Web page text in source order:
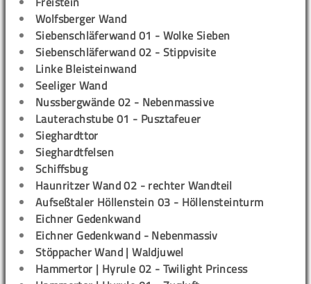
Wolfsberger Wand
Siebenschläferwand 01 - Wolke Sieben
Siebenschläferwand 02 - Stippvisite
Linke Bleisteinwand
Seeliger Wand
Nussbergwände 02 - Nebenmassive
Lauterachstube 01 - Pusztafeuer
Sieghardttor
Sieghardtfelsen
Schiffsbug
Haunritzer Wand 02 - rechter Wandteil
Aufseßtaler Höllenstein 03 - Höllensteinturm
Eichner Gedenkwand
Eichner Gedenkwand - Nebenmassiv
Stöppacher Wand | Waldjuwel
Hammertor | Hyrule 02 - Twilight Princess